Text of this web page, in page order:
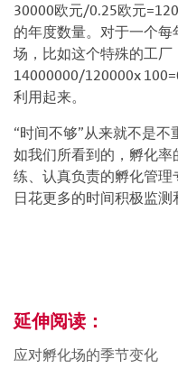
30000欧元/0.25欧元
的年度数量。对于一个
场，比如这个特殊的工厂
14000000/120000x
利用起来。
“时间不够”从来就不是
如我们所看到的，孵化
练、认真负责的孵化管
日花更多的时间积极监测
延伸阅读：
应对孵化场的季节变化